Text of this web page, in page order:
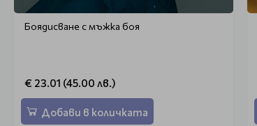
Боядисване с мъжка боя
€ 23.01 (45.00 лв.)
Добави в количката